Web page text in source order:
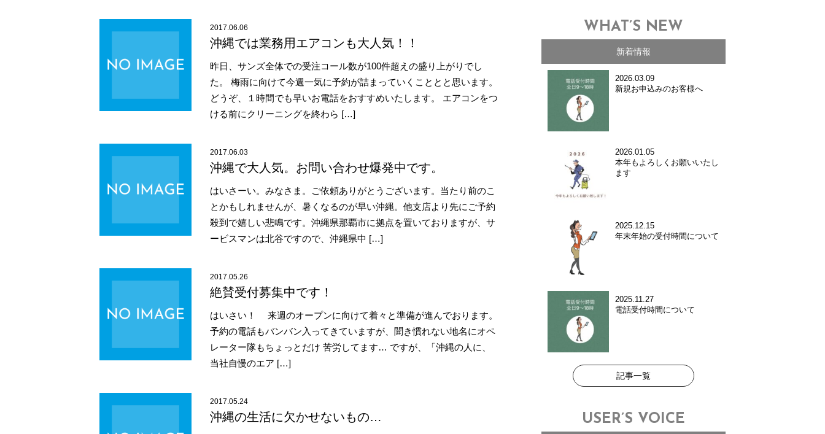
2017.06.06
沖縄では業務用エアコンも大人気！！
昨日、サンズ全体での受注コール数が100件超えの盛り上がりでし
た。 梅雨に向けて今週一気に予約が詰まっていくこととと思います。
どうぞ、１時間でも早いお電話をおすすめいたします。 エアコンをつ
ける前にクリーニングを終わら […]
2017.06.03
沖縄で大人気。お問い合わせ爆発中です。
はいさーい。みなさま。ご依頼ありがとうございます。当たり前のこ
とかもしれませんが、暑くなるのが早い沖縄。他支店より先にご予約
殺到で嬉しい悲鳴です。沖縄県那覇市に拠点を置いておりますが、サ
ービスマンは北谷ですので、沖縄県中 […]
2017.05.26
絶賛受付募集中です！
はいさい！ 来週のオープンに向けて着々と準備が進んでおります。
予約の電話もバンバン入ってきていますが、聞き慣れない地名にオペ
レーター隊もちょっとだけ 苦労してます… ですが、「沖縄の人に、
当社自慢のエア […]
2017.05.24
沖縄の生活に欠かせないもの…
WHAT’S NEW
新着情報
2026.03.09
新規お申込みのお客様へ
2026.01.05
本年もよろしくお願いいたし
ます
2025.12.15
年末年始の受付時間について
2025.11.27
電話受付時間について
記事一覧
USER’S VOICE